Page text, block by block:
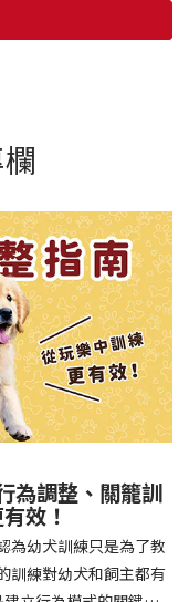
為調整、關籠訓
效！
為幼犬訓練只是為了教
訓練對幼犬和飼主都有